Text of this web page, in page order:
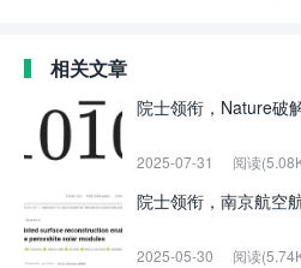
相关文章
院士领衔，Nature破
2025-07-31 阅读
院士领衔，南京航空
2025-05-30 阅读